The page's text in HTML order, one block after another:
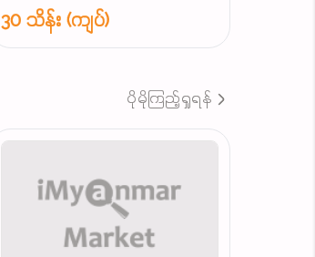
30 သိန်း (ကျပ်)
ပိုမိုကြည့်ရှုရန်